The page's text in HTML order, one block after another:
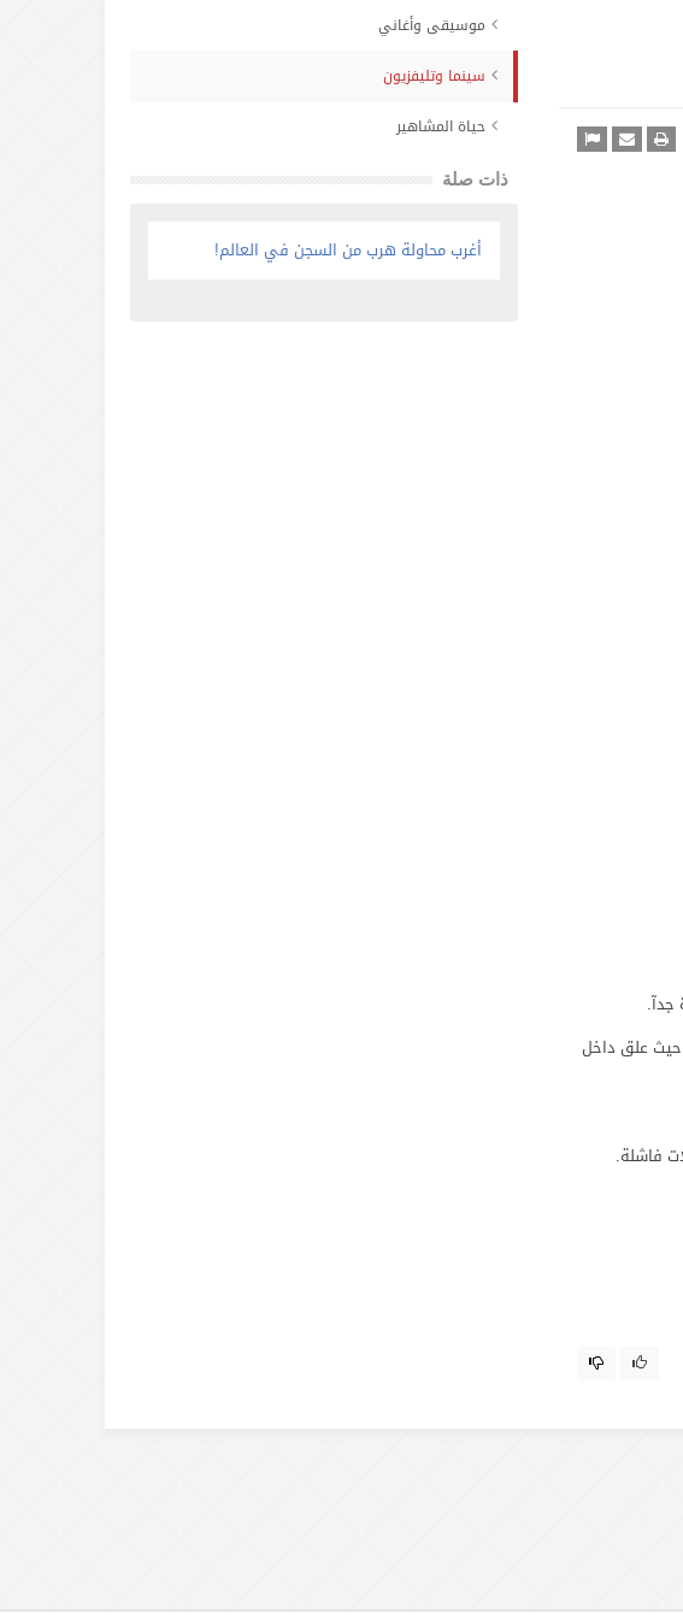
جدآ.
حيث علق داخل
فاشلة.
موسيقى وأغاني
سينما وتليفزيون
حياة المشاهير
ذات صلة
أغرب محاولة هرب من السجن في العالم!